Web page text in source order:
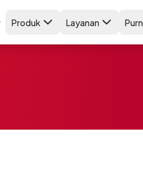
Produk Layanan